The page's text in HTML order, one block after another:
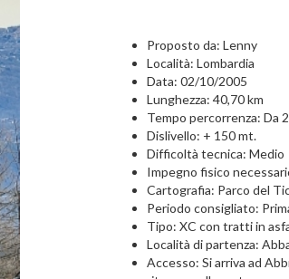
Proposto da: Lenny
Località: Lombardia
Data: 02/10/2005
Lunghezza: 40,70 km
Tempo percorrenza: Da
Dislivello: + 150 mt.
Difficoltà tecnica: Medio
Impegno fisico
Cartografia: Parco del
Periodo consigliato:
Tipo: XC con tratti in
Località di partenza:
Accesso: Si arriva ad